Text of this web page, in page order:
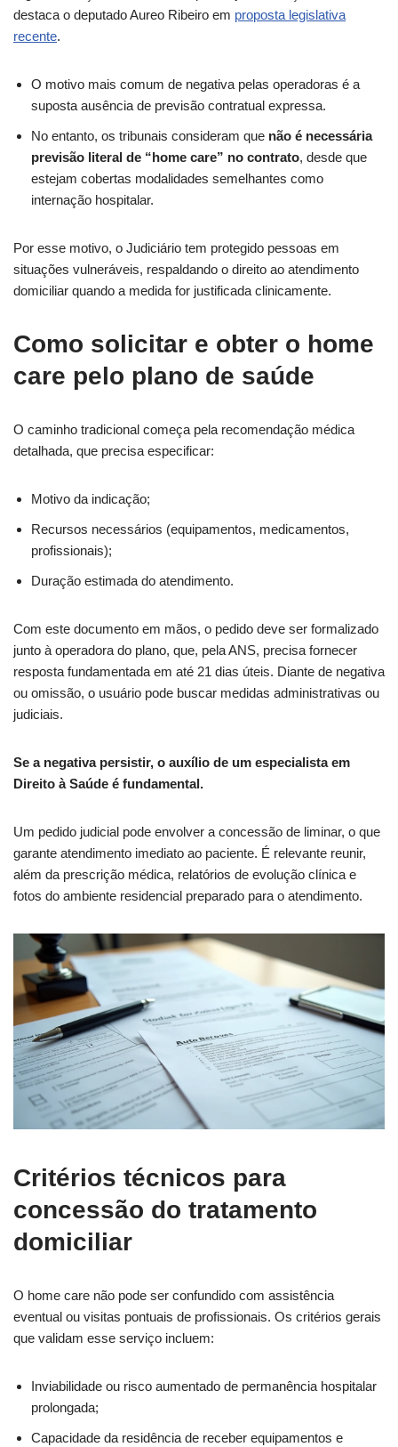
destaca o deputado Aureo Ribeiro em proposta legislativa
recente.
O motivo mais comum de negativa pelas operadoras é a
suposta ausência de previsão contratual expressa.
No entanto, os tribunais consideram que não é necessária
previsão literal de “home care” no contrato, desde que
estejam cobertas modalidades semelhantes como
internação hospitalar.
Por esse motivo, o Judiciário tem protegido pessoas em
situações vulneráveis, respaldando o direito ao atendimento
domiciliar quando a medida for justificada clinicamente.
Como solicitar e obter o home
care pelo plano de saúde
O caminho tradicional começa pela recomendação médica
detalhada, que precisa especificar:
Motivo da indicação;
Recursos necessários (equipamentos, medicamentos,
profissionais);
Duração estimada do atendimento.
Com este documento em mãos, o pedido deve ser formalizado
junto à operadora do plano, que, pela ANS, precisa fornecer
resposta fundamentada em até 21 dias úteis. Diante de negativa
ou omissão, o usuário pode buscar medidas administrativas ou
judiciais.
Se a negativa persistir, o auxílio de um especialista em
Direito à Saúde é fundamental.
Um pedido judicial pode envolver a concessão de liminar, o que
garante atendimento imediato ao paciente. É relevante reunir,
além da prescrição médica, relatórios de evolução clínica e
fotos do ambiente residencial preparado para o atendimento.
Critérios técnicos para
concessão do tratamento
domiciliar
O home care não pode ser confundido com assistência
eventual ou visitas pontuais de profissionais. Os critérios gerais
que validam esse serviço incluem:
Inviabilidade ou risco aumentado de permanência hospitalar
prolongada;
Capacidade da residência de receber equipamentos e